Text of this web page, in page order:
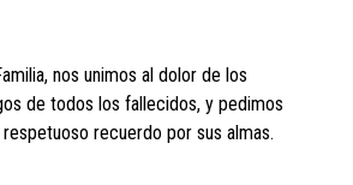
nos unimos al dolor de los
de todos los fallecidos, y pedimos
respetuoso recuerdo por sus almas.